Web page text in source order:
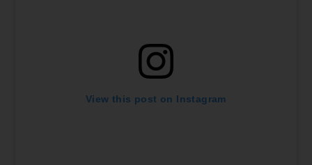
View this post on Instagram